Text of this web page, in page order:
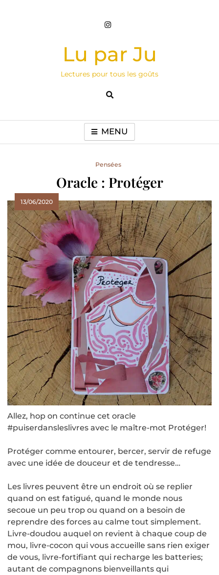
Lu par Ju
Lectures pour tous les goûts
MENU
Pensées
Oracle : Protéger
13/06/2020
Allez, hop on continue cet oracle
#puiserdansleslivres avec le maître-mot Protéger!
Protéger comme entourer, bercer, servir de refuge
avec une idée de douceur et de tendresse…
Les livres peuvent être un endroit où se replier
quand on est fatigué, quand le monde nous
secoue un peu trop ou quand on a besoin de
reprendre des forces au calme tout simplement.
Livre-doudou auquel on revient à chaque coup de
mou, livre-cocon qui vous accueille sans rien exiger
de vous, livre-fortifiant qui recharge les batteries;
autant de compagnons bienveillants qui